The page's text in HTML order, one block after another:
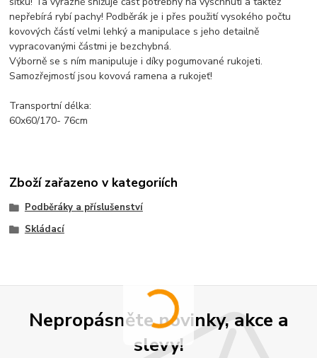
nepřebírá rybí pachy! Podběrák je i přes použití vysokého počtu
kovových částí velmi lehký a manipulace s jeho detailně
vypracovanými částmi je bezchybná.
Výborně se s ním manipuluje i díky pogumované rukojeti.
Samozřejmostí jsou kovová ramena a rukojeť!
Transportní délka:
60x60/170- 76cm
Zboží zařazeno v kategoriích
Podběráky a příslušenství
Skládací
Nepropásněte novinky, akce a
slevy!